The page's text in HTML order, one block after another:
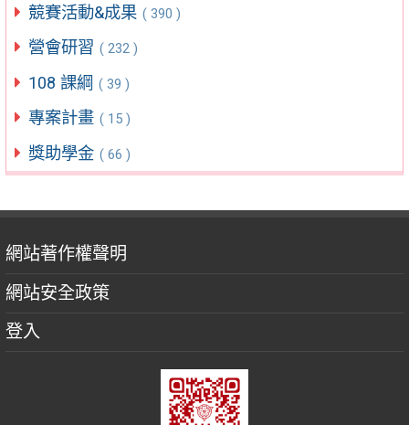
競賽活動&成果 ( 390 )
營會研習 ( 232 )
108 課綱 ( 39 )
專案計畫 ( 15 )
獎助學金 ( 66 )
網站著作權聲明
網站安全政策
登入